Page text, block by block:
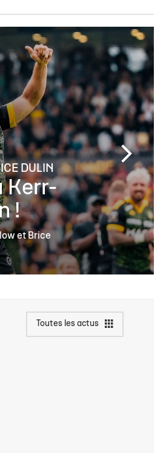
DULIN
Kerr-
!
et Brice
Toutes les actus